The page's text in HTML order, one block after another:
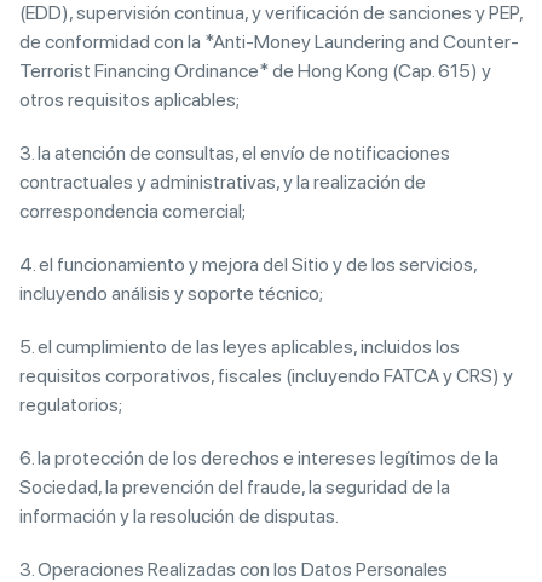
(EDD), supervisión continua, y verificación de sanciones y PEP,
de conformidad con la *Anti-Money Laundering and Counter-
Terrorist Financing Ordinance* de Hong Kong (Cap. 615) y
otros requisitos aplicables;
3. la atención de consultas, el envío de notificaciones
contractuales y administrativas, y la realización de
correspondencia comercial;
4. el funcionamiento y mejora del Sitio y de los servicios,
incluyendo análisis y soporte técnico;
5. el cumplimiento de las leyes aplicables, incluidos los
requisitos corporativos, fiscales (incluyendo FATCA y CRS) y
regulatorios;
6. la protección de los derechos e intereses legítimos de la
Sociedad, la prevención del fraude, la seguridad de la
información y la resolución de disputas.
3. Operaciones Realizadas con los Datos Personales